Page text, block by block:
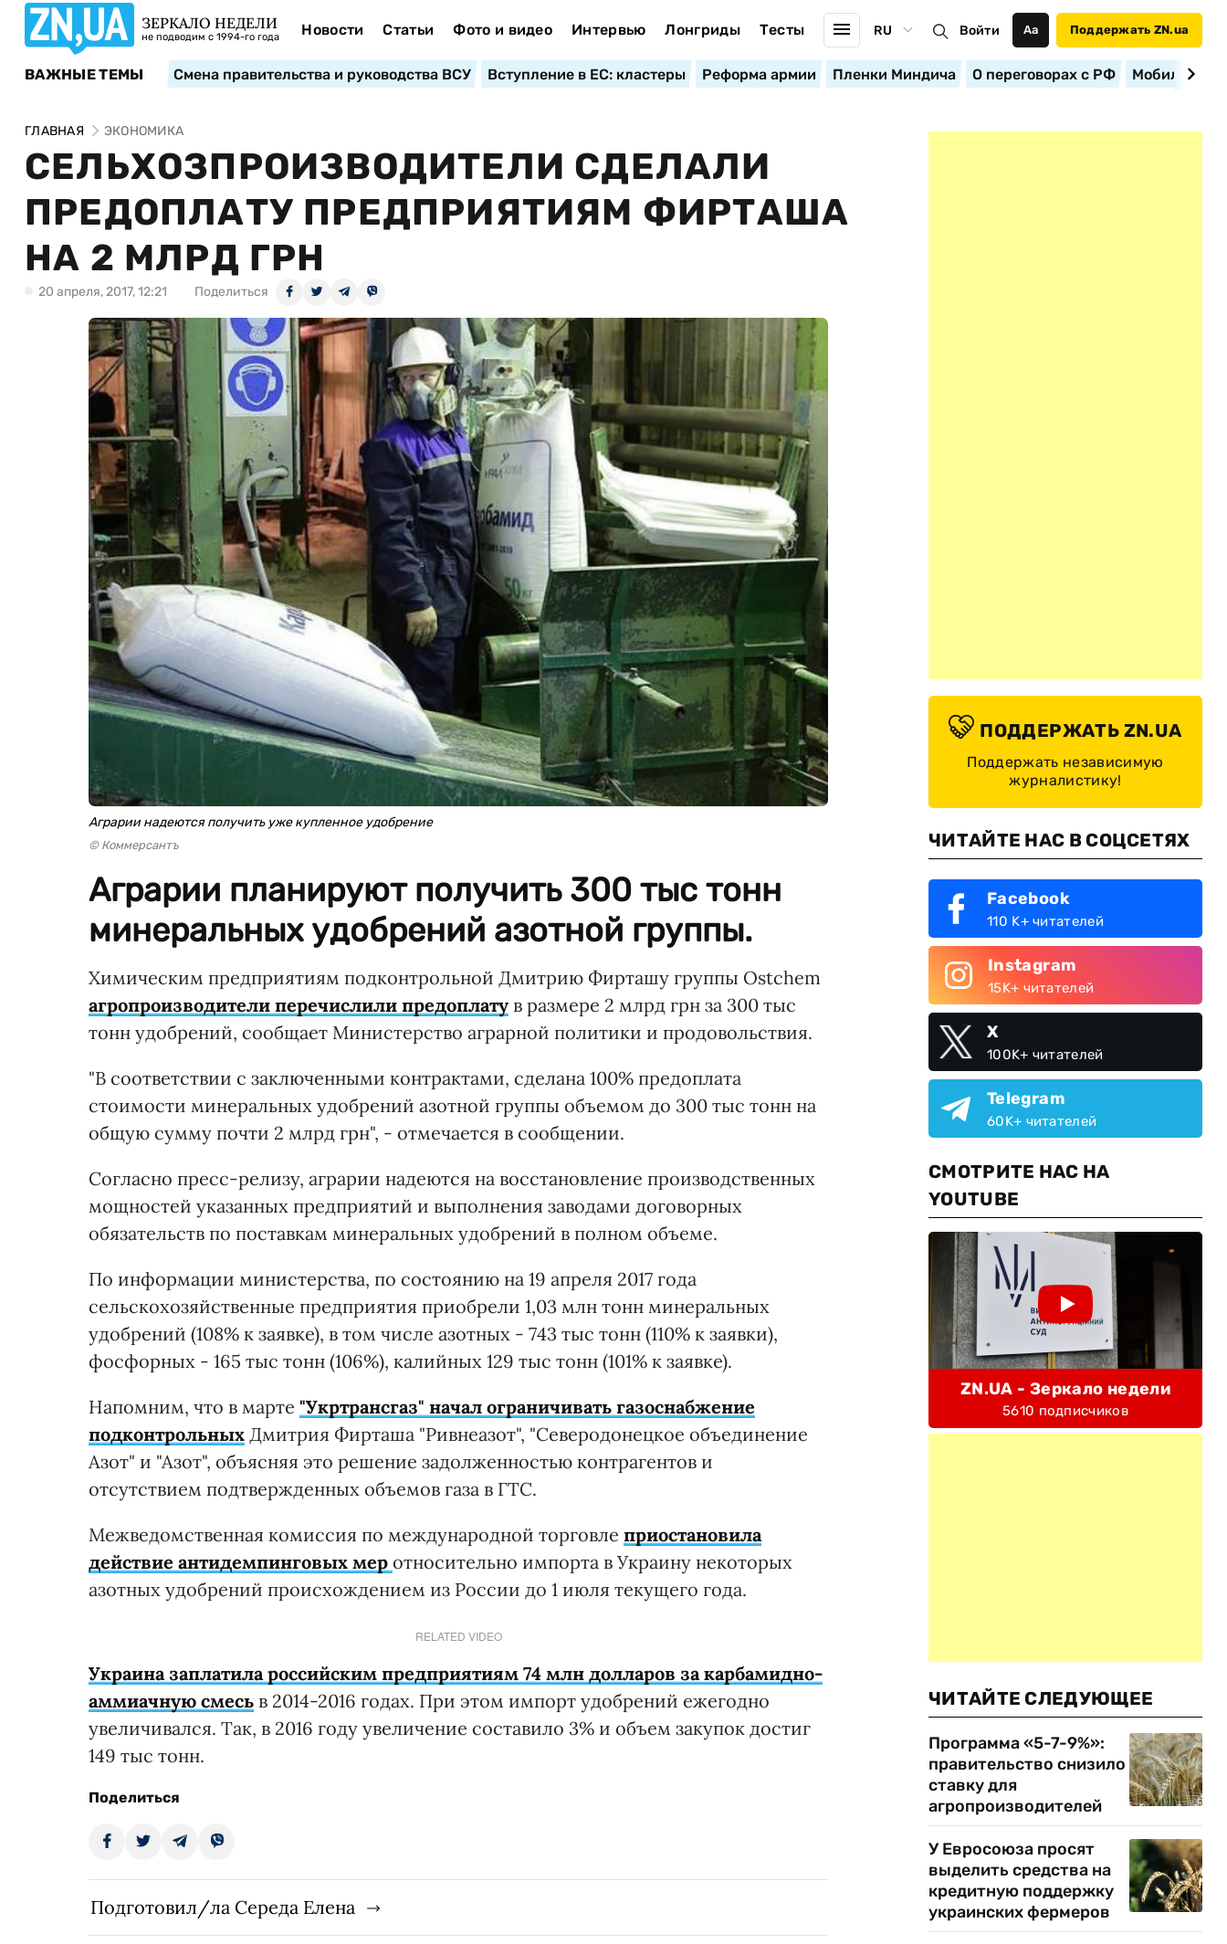
ЗЕРКАЛО НЕДЕЛИ
не подводим с 1994-го года Новости Статьи Фото и видео Интервью Лонгриды Тесты RU Войти Аа Поддержать ZN.ua
ВАЖНЫЕ ТЕМЫ Смена правительства и руководства ВСУ Вступление в ЕС: кластеры Реформа армии Пленки Миндича О переговорах с РФ
ГЛАВНАЯ ЭКОНОМИКА
СЕЛЬХОЗПРОИЗВОДИТЕЛИ СДЕЛАЛИ
ПРЕДОПЛАТУ ПРЕДПРИЯТИЯМ ФИРТАША
НА 2 МЛРД ГРН
20 апреля, 2017, 12:21 Поделиться
Аграрии надеются получить уже купленное удобрение
© Коммерсантъ
Аграрии планируют получить 300 тыс тонн
минеральных удобрений азотной группы.
Химическим предприятиям подконтрольной Дмитрию Фирташу группы Ostchem
агропроизводители перечислили предоплату в размере 2 млрд грн за 300 тыс
тонн удобрений, сообщает Министерство аграрной политики и продовольствия.
"В соответствии с заключенными контрактами, сделана 100% предоплата
стоимости минеральных удобрений азотной группы объемом до 300 тыс тонн на
общую сумму почти 2 млрд грн", - отмечается в сообщении.
Согласно пресс-релизу, аграрии надеются на восстановление производственных
мощностей указанных предприятий и выполнения заводами договорных
обязательств по поставкам минеральных удобрений в полном объеме.
По информации министерства, по состоянию на 19 апреля 2017 года
сельскохозяйственные предприятия приобрели 1,03 млн тонн минеральных
удобрений (108% к заявке), в том числе азотных - 743 тыс тонн (110% к заявки),
фосфорных - 165 тыс тонн (106%), калийных 129 тыс тонн (101% к заявке).
Напомним, что в марте "Укртрансгаз" начал ограничивать газоснабжение
подконтрольных Дмитрия Фирташа "Ривнеазот", "Северодонецкое объединение
Азот" и "Азот", объясняя это решение задолженностью контрагентов и
отсутствием подтвержденных объемов газа в ГТС.
Межведомственная комиссия по международной торговле приостановила
действие антидемпинговых мер относительно импорта в Украину некоторых
азотных удобрений происхождением из России до 1 июля текущего года.
RELATED VIDEO
Украина заплатила российским предприятиям 74 млн долларов за карбамидно-
аммиачную смесь в 2014-2016 годах. При этом импорт удобрений ежегодно
увеличивался. Так, в 2016 году увеличение составило 3% и объем закупок достиг
149 тыс тонн.
Поделиться
Подготовил/ла Середа Елена
ПОДДЕРЖАТЬ ZN.UA
Поддержать независимую
журналистику!
ЧИТАЙТЕ НАС В СОЦСЕТЯХ
Facebook
110 K+ читателей
Instagram
15K+ читателей
X
100K+ читателей
Telegram
60K+ читателей
СМОТРИТЕ НАС НА
YOUTUBE
ZN.UA - Зеркало недели
5610 подписчиков
ЧИТАЙТЕ СЛЕДУЮЩЕЕ
Программа «5-7-9%»:
правительство снизило
ставку для
агропроизводителей
У Евросоюза просят
выделить средства на
кредитную поддержку
украинских фермеров